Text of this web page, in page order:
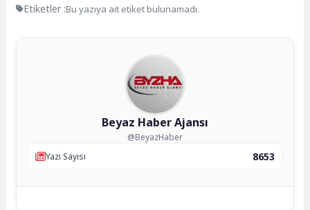
Etiketler :Bu yazıya ait etiket bulunamadı.
Beyaz Haber Ajansı
@BeyazHaber
Yazı Sayısı
8653